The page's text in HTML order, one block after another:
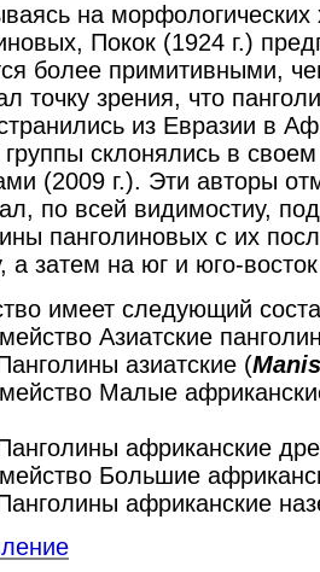
на морфологических
Покок (1924 г.)
более примитивными,
точку зрения, что
из Евразии в
склонялись в
(2009 г.). Эти авторы
по всей видимостиу,
панголиновых с их
а затем на юг и юго-
имеет следующий
Азиатские
азиатские (Manis
Малые
африканские
Большие
африканские